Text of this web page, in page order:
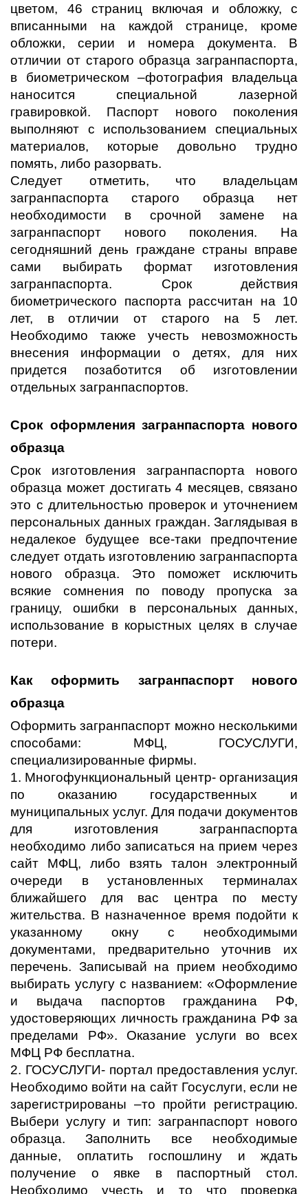
цветом, 46 страниц включая и обложку, с
вписанными на каждой странице, кроме
обложки, серии и номера документа. В
отличии от старого образца загранпаспорта,
в биометрическом –фотография владельца
наносится специальной лазерной
гравировкой. Паспорт нового поколения
выполняют с использованием специальных
материалов, которые довольно трудно
помять, либо разорвать.
Следует отметить, что владельцам
загранпаспорта старого образца нет
необходимости в срочной замене на
загранпаспорт нового поколения. На
сегодняшний день граждане страны вправе
сами выбирать формат изготовления
загранпаспорта. Срок действия
биометрического паспорта рассчитан на 10
лет, в отличии от старого на 5 лет.
Необходимо также учесть невозможность
внесения информации о детях, для них
придется позаботится об изготовлении
отдельных загранпаспортов.
Срок оформления загранпаспорта нового
образца
Срок изготовления загранпаспорта нового
образца может достигать 4 месяцев, связано
это с длительностью проверок и уточнением
персональных данных граждан. Заглядывая в
недалекое будущее все-таки предпочтение
следует отдать изготовлению загранпаспорта
нового образца. Это поможет исключить
всякие сомнения по поводу пропуска за
границу, ошибки в персональных данных,
использование в корыстных целях в случае
потери.
Как оформить загранпаспорт нового
образца
Оформить загранпаспорт можно несколькими
способами: МФЦ, ГОСУСЛУГИ,
специализированные фирмы.
1. Многофункциональный центр- организация
по оказанию государственных и
муниципальных услуг. Для подачи документов
для изготовления загранпаспорта
необходимо либо записаться на прием через
сайт МФЦ, либо взять талон электронный
очереди в установленных терминалах
ближайшего для вас центра по месту
жительства. В назначенное время подойти к
указанному окну с необходимыми
документами, предварительно уточнив их
перечень. Записывай на прием необходимо
выбирать услугу с названием: «Оформление
и выдача паспортов гражданина РФ,
удостоверяющих личность гражданина РФ за
пределами РФ». Оказание услуги во всех
МФЦ РФ бесплатна.
2. ГОСУСЛУГИ- портал предоставления услуг.
Необходимо войти на сайт Госуслуги, если не
зарегистрированы –то пройти регистрацию.
Выбери услугу и тип: загранпаспорт нового
образца. Заполнить все необходимые
данные, оплатить госпошлину и ждать
получение о явке в паспортный стол.
Необходимо учесть и то что проверка